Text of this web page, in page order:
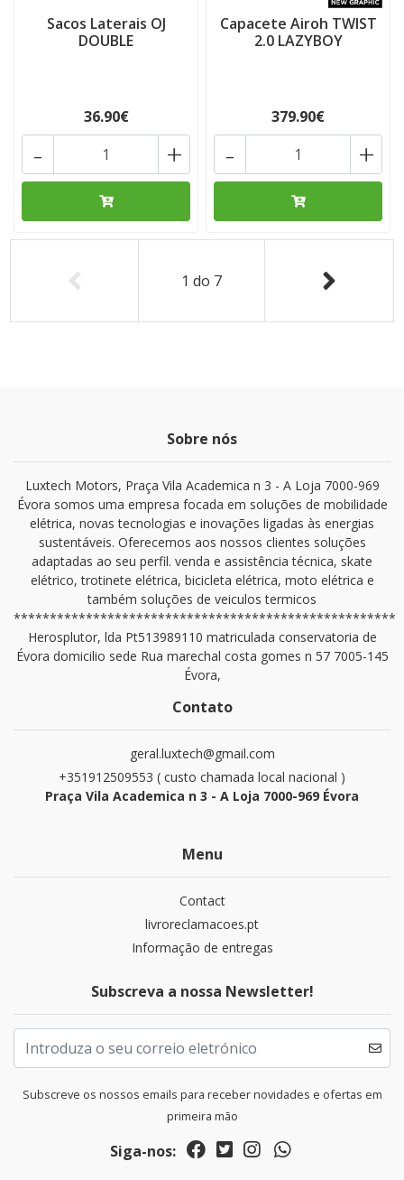
Sacos Laterais OJ
DOUBLE
36.90€
+
-
Capacete Airoh TWIST
2.0 LAZYBOY
379.90€
+
-
1 do 7
Sobre nós
Luxtech Motors, Praça Vila Academica n 3 - A Loja 7000-969
Évora somos uma empresa focada em soluções de mobilidade
elétrica, novas tecnologias e inovações ligadas às energias
sustentáveis. Oferecemos aos nossos clientes soluções
adaptadas ao seu perfil. venda e assistência técnica, skate
elétrico, trotinete elétrica, bicicleta elétrica, moto elétrica e
também soluções de veiculos termicos
*****************************************************
Herosplutor, lda Pt513989110 matriculada conservatoria de
Évora domicilio sede Rua marechal costa gomes n 57 7005-145
Évora,
Contato
geral.luxtech@gmail.com
+351912509553 ( custo chamada local nacional )
Praça Vila Academica n 3 - A Loja 7000-969 Évora
Menu
Contact
livroreclamacoes.pt
Informação de entregas
Subscreva a nossa Newsletter!
Subscreve os nossos emails para receber novidades e ofertas em
primeira mão
Siga-nos: